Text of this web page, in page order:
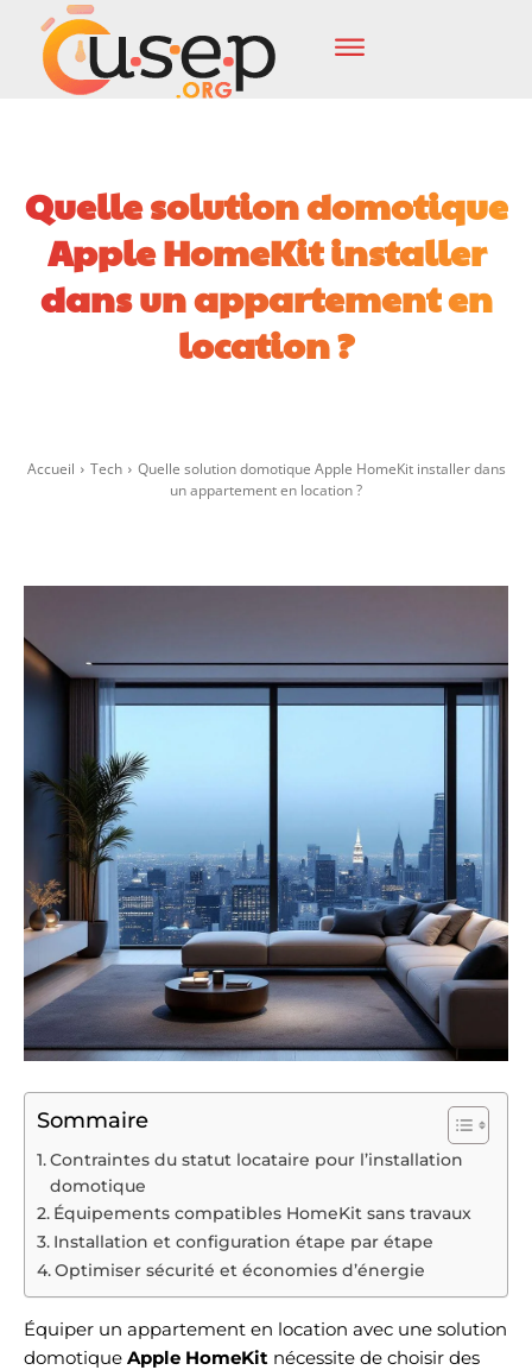
Quelle solution domotique
Apple HomeKit installer
dans un appartement en
location ?
Accueil Tech
Quelle solution domotique Apple HomeKit installer dans
un appartement en location ?
Sommaire
Contraintes du statut locataire pour l’installation
domotique
Équipements compatibles HomeKit sans travaux
Installation et configuration étape par étape
Optimiser sécurité et économies d’énergie
Équiper un appartement en location avec une solution
domotique Apple HomeKit nécessite de choisir des